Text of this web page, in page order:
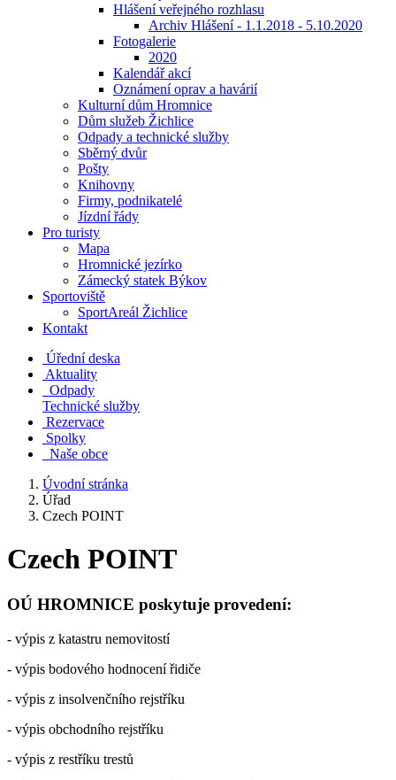
Hlášení veřejného rozhlasu
Archiv Hlášení - 1.1.2018 - 5.10.2020
Fotogalerie
2020
Kalendář akcí
Oznámení oprav a havárií
Kulturní dům Hromnice
Dům služeb Žichlice
Odpady a technické služby
Sběrný dvůr
Pošty
Knihovny
Firmy, podnikatelé
Jízdní řády
Pro turisty
Mapa
Hromnické jezírko
Zámecký statek Býkov
Sportoviště
SportAreál Žichlice
Kontakt
Úřední deska
Aktuality
Odpady
Technické služby
Rezervace
Spolky
Naše obce
Úvodní stránka
Úřad
Czech POINT
Czech POINT
OÚ HROMNICE poskytuje provedení:
- výpis z katastru nemovitostí
- výpis bodového hodnocení řidiče
- výpis z insolvenčního rejstříku
- výpis obchodního rejstříku
- výpis z restříku trestů